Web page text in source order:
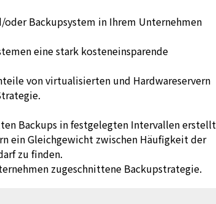
Backupsystem in Ihrem Unternehmen
eine stark kosteneinsparende
von virtualisierten und Hardwareservern
Backups in festgelegten Intervallen erstellt
ein Gleichgewicht zwischen Häufigkeit der
zu finden.
zugeschnittene Backupstrategie.